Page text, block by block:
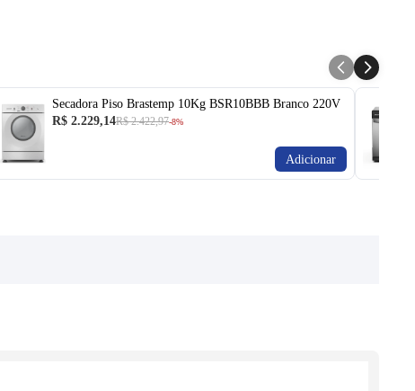
Secadora Piso Brastemp 10Kg BSR10BBB Branco 220V
R$ 2.229,14R$ 2.422,97-8%
Adicionar